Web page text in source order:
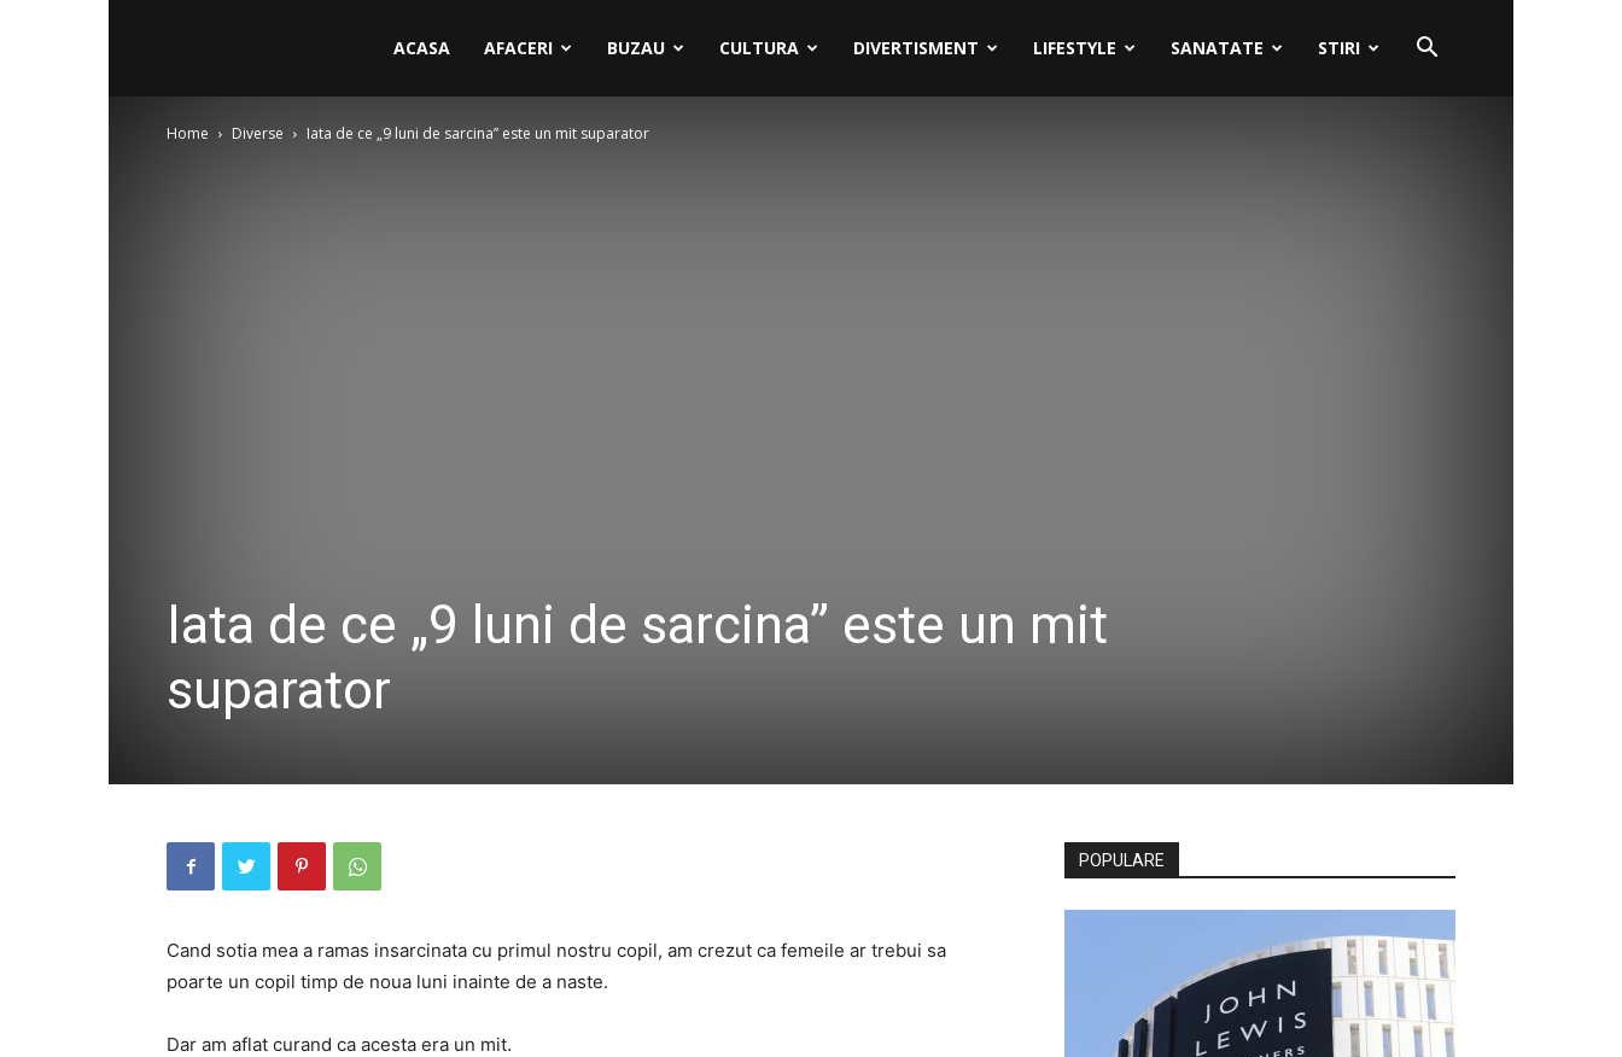
ACASA AFACERI BUZAU CULTURA DIVERTISMENT LIFESTYLE SANATATE STIRI
Home Diverse Iata de ce „9 luni de sarcina” este un mit suparator
Iata de ce „9 luni de sarcina” este un mit
suparator
Cand sotia mea a ramas insarcinata cu primul nostru copil, am crezut ca femeile ar trebui sa
poarte un copil timp de noua luni inainte de a naste.
Dar am aflat curand ca acesta era un mit.
POPULARE